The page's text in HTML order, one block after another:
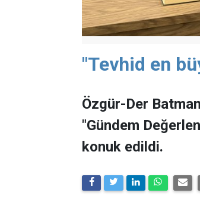
"Tevhid en
Özgür-Der
"Gündem
konuk edildi.